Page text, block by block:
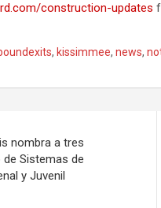
construction-updates
, kissimmee, news,
nombra a tres
Sistemas de
y Juvenil